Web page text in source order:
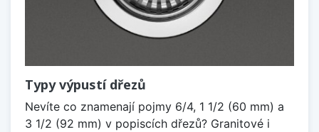
Typy výpustí dřezů
Nevíte co znamenají pojmy 6/4, 1 1/2 (60 mm) a
3 1/2 (92 mm) v popiscích dřezů? Granitové i